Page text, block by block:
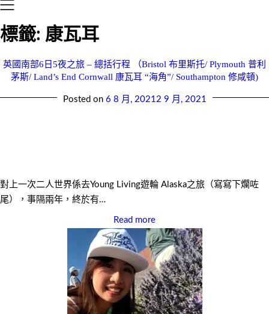
標籤: 康瓦耳
英國南部6日5夜之旅 – 總括行程 （Bristol 布里斯托/ Plymouth 普利
茅斯/ Land’s End Cornwall 康瓦耳 “海角”/ Southampton 修咸頓)
Posted on 6 8 月, 20212 9 月, 2021
對上一次二人世界係去Young Living遊輪 Alaska之旅（寫寫下爛咗
尾），事隔兩年，終於有…
Read more